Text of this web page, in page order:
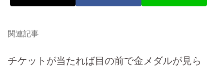
関連記事
チケットが当たれば目の前で金メダルが見ら